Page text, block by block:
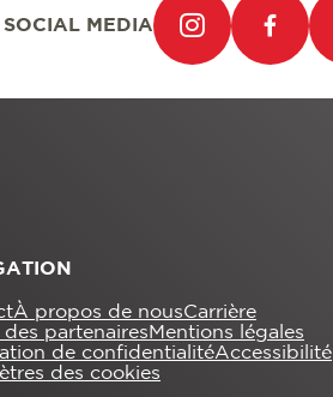
SOCIAL MEDIA
À propos de nousCarrière
des partenaires Mentions légales
de confidentialitéAccessibilité
des cookies